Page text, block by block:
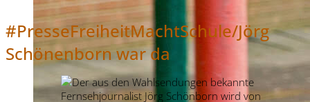
#PresseFreiheitMachtSchule/Jörg
Schönenborn war da